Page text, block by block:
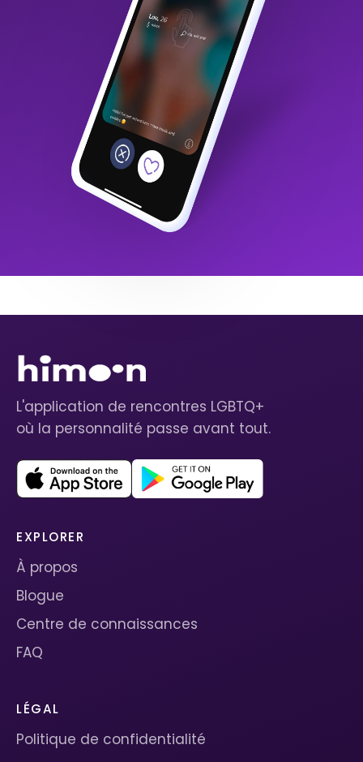
L'application de rencontres LGBTQ+
où la personnalité passe avant tout.
EXPLORER
À propos
Blogue
Centre de connaissances
FAQ
LÉGAL
Politique de confidentialité